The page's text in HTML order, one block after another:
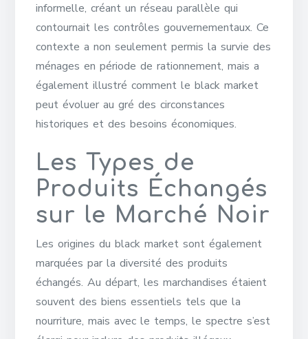
informelle, créant un réseau parallèle qui
contournait les contrôles gouvernementaux. Ce
contexte a non seulement permis la survie des
ménages en période de rationnement, mais a
également illustré comment le black market
peut évoluer au gré des circonstances
historiques et des besoins économiques.
Les Types de
Produits Échangés
sur le Marché Noir
Les origines du black market sont également
marquées par la diversité des produits
échangés. Au départ, les marchandises étaient
souvent des biens essentiels tels que la
nourriture, mais avec le temps, le spectre s’est